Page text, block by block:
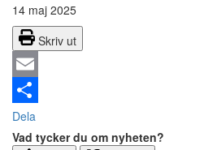
14 maj 2025
Skriv ut
Email
Dela
Vad tycker du om nyheten?